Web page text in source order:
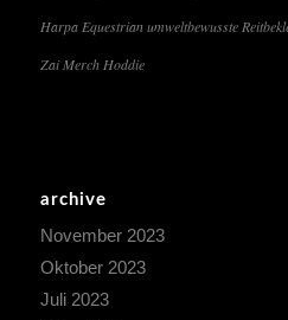
Harpa Equestrian umweltbewusste
Zai Merch Hoddie
archive
November 2023
Oktober 2023
Juli 2023